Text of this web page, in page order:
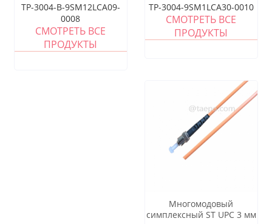
косички
TP-3004-B-9SM12LCA09-
0008
СМОТРЕТЬ ВСЕ
ПРОДУКТЫ
TP-3004-9SM1LCA30-0010
СМОТРЕТЬ ВСЕ
ПРОДУКТЫ
Многомодовый
симплексный ST UPC 3 мм